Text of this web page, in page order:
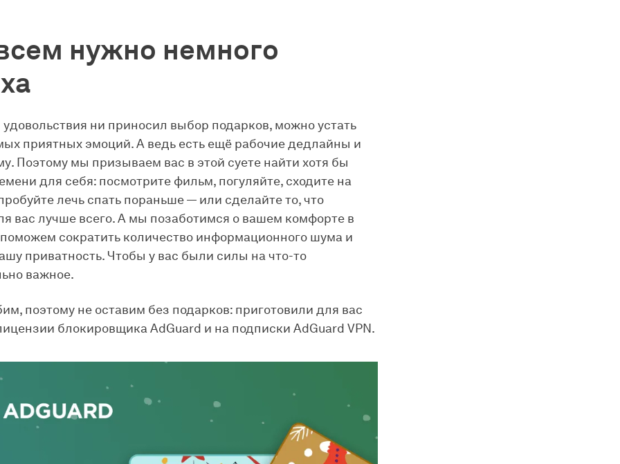
нужно немного
ни приносил выбор подарков, можно устать
приятных эмоций. А ведь есть ещё рабочие дедлайны и
Поэтому мы призываем вас в этой суете найти хотя бы
для себя: посмотрите фильм, погуляйте, сходите на
лечь спать пораньше — или сделайте то, что
вас лучше всего. А мы позаботимся о вашем комфорте в
сократить количество информационного шума и
приватность. Чтобы у вас были силы на что-то
важное.
поэтому не оставим без подарков: приготовили для вас
блокировщика AdGuard и на подписки AdGuard VPN.